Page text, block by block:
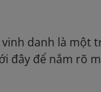
danh là một
đây để nắm rõ